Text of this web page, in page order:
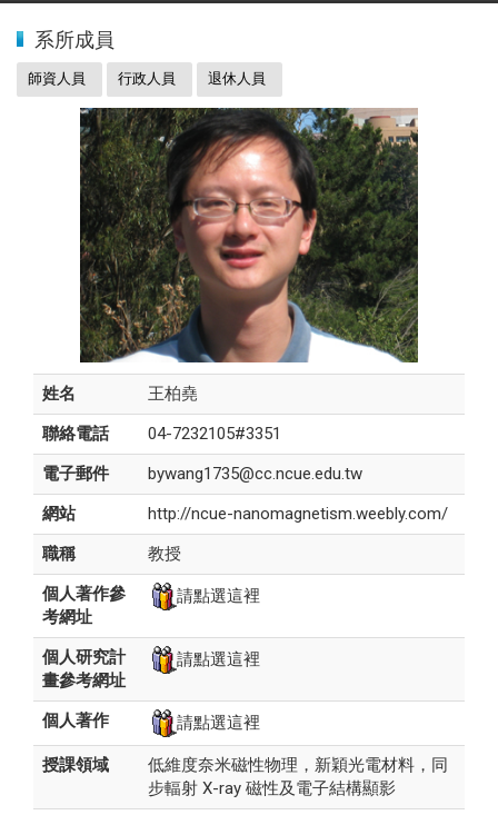
系所成員
師資人員 行政人員 退休人員
姓名
王柏堯
聯絡電話
04-7232105#3351
電子郵件
bywang1735@cc.ncue.edu.tw
網站
http://ncue-nanomagnetism.weebly.com/
職稱
教授
個人著作參
考網址
請點選這裡
個人研究計
畫參考網址
請點選這裡
個人著作 請點選這裡
授課領域
低維度奈米磁性物理，新穎光電材料，同
步輻射 X-ray 磁性及電子結構顯影